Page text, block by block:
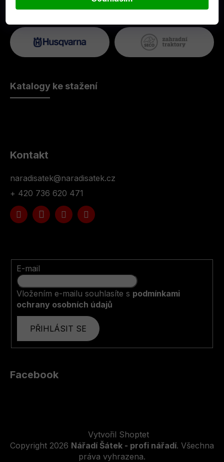
Katalogy ke stažení
Kontakt
naradisatek@naradisatek.cz
+ 420 736 620 471
E-mail
Vložením e-mailu souhlasíte s podmínkami
ochrany osobních údajů
PŘIHLÁSIT SE
Facebook
Vytvořil Shoptet
Copyright 2026 Nářadí Šátek - profi nářadí. Všechna
práva vyhrazena.